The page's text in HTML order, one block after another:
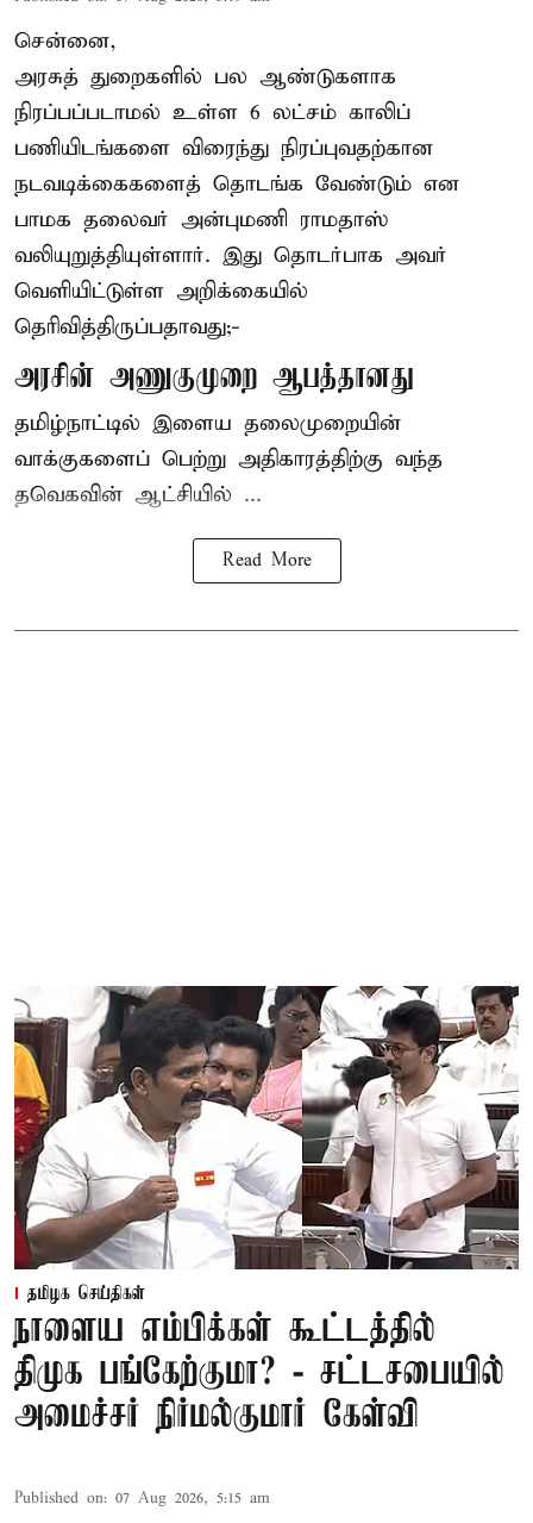
சென்னை,
அரசுத் துறைகளில் பல ஆண்டுகளாக
நிரப்பப்படாமல் உள்ள 6 லட்சம் காலிப்
பணியிடங்களை விரைந்து நிரப்புவதற்கான
நடவடிக்கைகளைத் தொடங்க வேண்டும் என
பாமக தலைவர் அன்புமணி ராமதாஸ்
வலியுறுத்தியுள்ளார். இது தொடர்பாக அவர்
வெளியிட்டுள்ள அறிக்கையில்
தெரிவித்திருப்பதாவது;-
அரசின் அணுகுமுறை ஆபத்தானது
தமிழ்நாட்டில் இளைய தலைமுறையின்
வாக்குகளைப் பெற்று அதிகாரத்திற்கு வந்த
தவெகவின் ஆட்சியில் ...
Read More
தமிழக செய்திகள்
நாளைய எம்பிக்கள் கூட்டத்தில்
திமுக பங்கேற்குமா? - சட்டசபையில்
அமைச்சர் நிர்மல்குமார் கேள்வி
Published on: 07 Aug 2026, 5:15 am